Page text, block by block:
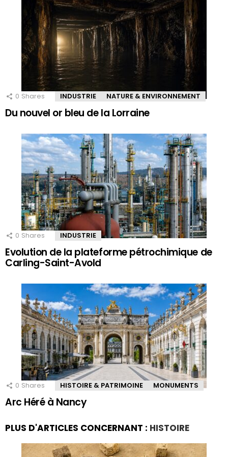
0 Shares INDUSTRIE NATURE & ENVIRONNEMENT
Du nouvel or bleu de la Lorraine
0 Shares INDUSTRIE
Evolution de la plateforme pétrochimique de
Carling-Saint-Avold
0 Shares HISTOIRE & PATRIMOINE MONUMENTS
Arc Héré à Nancy
PLUS D'ARTICLES CONCERNANT : HISTOIRE